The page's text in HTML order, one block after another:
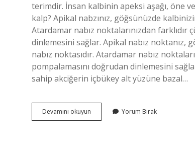
terimdir. İnsan kalbinin apeksi aşağı, öne
kalp? Apikal nabzınız, göğsünüzde
Atardamar nabız noktalarınızdan
dinlemesini sağlar. Apikal nabız noktanız,
nabız noktasıdır. Atardamar nabız
pompalamasını doğrudan dinlemesini
sahip akciğerin içbükey alt yüzüne bazal…
Devamını okuyun
Cordis
Yorum Bırak